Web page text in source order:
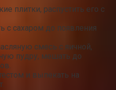
плитки, распустить его с
с сахаром до появления
смесь с яичной,
пудру, мешать до
и выпекать на